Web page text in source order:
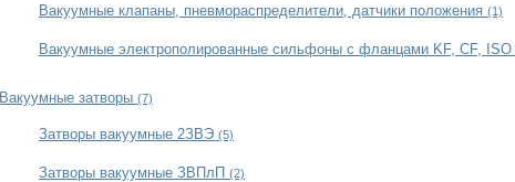
Вакуумные клапаны, пневмораспределители, датчики положения (1)
Вакуумные электрополированные сильфоны с фланцами KF, CF, ISO
Вакуумные затворы (7)
Затворы вакуумные 2ЗВЭ (5)
Затворы вакуумные ЗВПлП (2)